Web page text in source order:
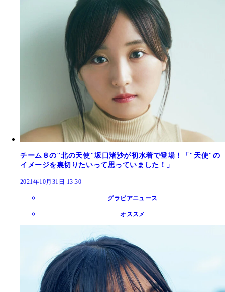
チーム８の"北の天使"坂口渚沙が初水着で登場！「"天使"の
イメージを裏切りたいって思っていました！」
2021年10月31日 13:30
グラビアニュース
オススメ